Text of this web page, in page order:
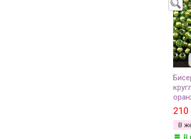
210
В
В